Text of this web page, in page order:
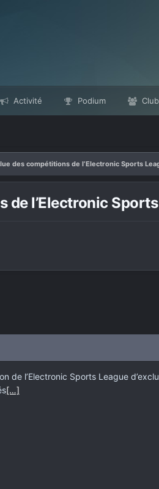
Activité Podium
des compétitions de l’Electronic Sports
l’Electronic
de l’Electronic Sports League
[…]